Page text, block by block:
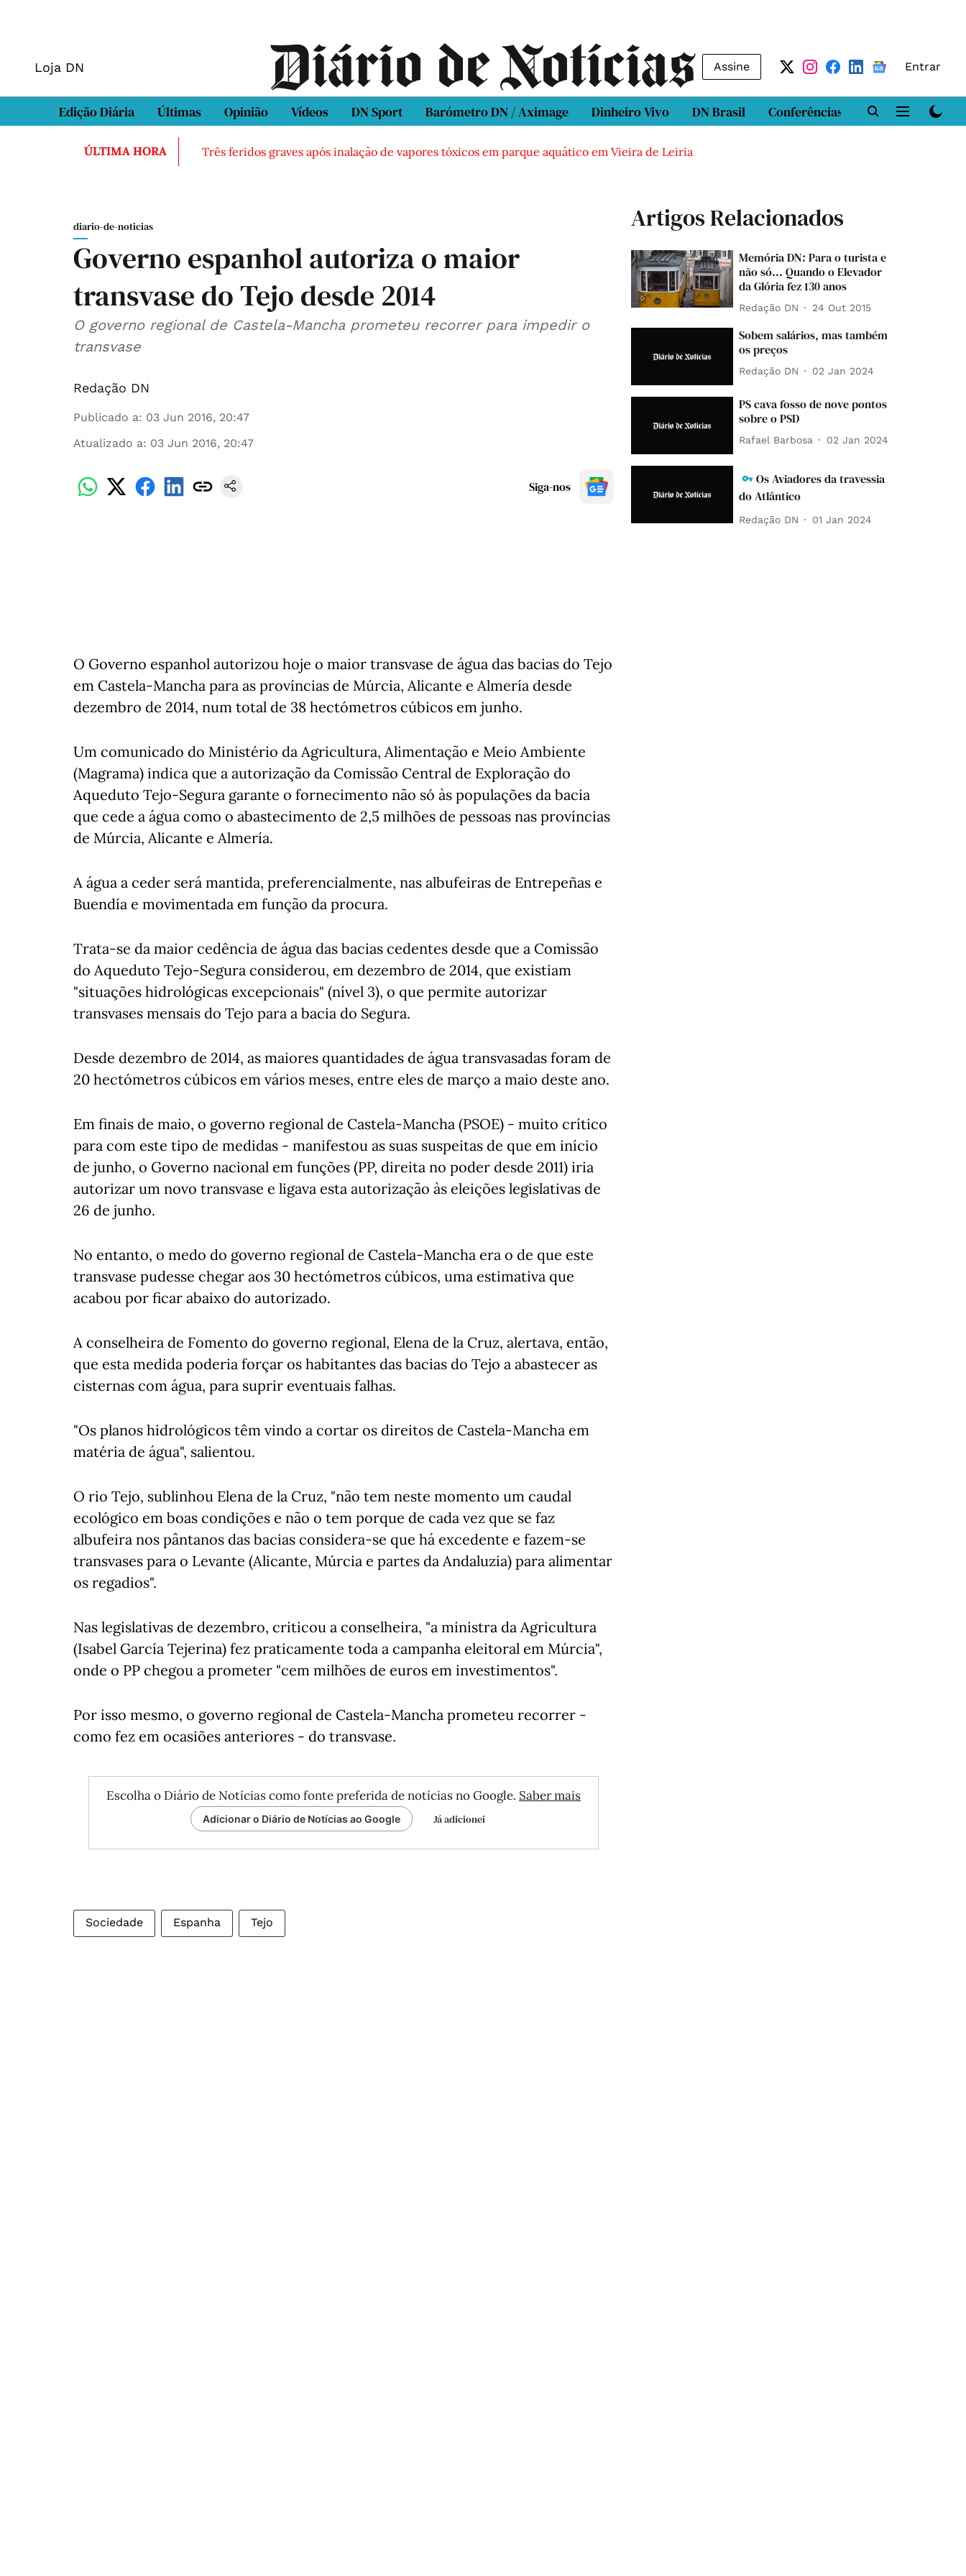
Loja DN Assine Entrar
Edição Diária Últimas Opinião Vídeos DN Sport Barómetro DN / Aximage Dinheiro Vivo DN Brasil Conferências DN LAB
ÚLTIMA HORA Três feridos graves após inalação de vapores tóxicos em parque aquático em Vieira de Leiria
diario-de-noticias
Governo espanhol autoriza o maior
transvase do Tejo desde 2014
O governo regional de Castela-Mancha prometeu recorrer para impedir o
transvase
Redação DN
Publicado a: 03 Jun 2016, 20:47
Atualizado a: 03 Jun 2016, 20:47
Siga-nos
O Governo espanhol autorizou hoje o maior transvase de água das bacias do Tejo
em Castela-Mancha para as províncias de Múrcia, Alicante e Almería desde
dezembro de 2014, num total de 38 hectómetros cúbicos em junho.
Um comunicado do Ministério da Agricultura, Alimentação e Meio Ambiente
(Magrama) indica que a autorização da Comissão Central de Exploração do
Aqueduto Tejo-Segura garante o fornecimento não só às populações da bacia
que cede a água como o abastecimento de 2,5 milhões de pessoas nas províncias
de Múrcia, Alicante e Almería.
A água a ceder será mantida, preferencialmente, nas albufeiras de Entrepeñas e
Buendía e movimentada em função da procura.
Trata-se da maior cedência de água das bacias cedentes desde que a Comissão
do Aqueduto Tejo-Segura considerou, em dezembro de 2014, que existiam
"situações hidrológicas excepcionais" (nível 3), o que permite autorizar
transvases mensais do Tejo para a bacia do Segura.
Desde dezembro de 2014, as maiores quantidades de água transvasadas foram de
20 hectómetros cúbicos em vários meses, entre eles de março a maio deste ano.
Em finais de maio, o governo regional de Castela-Mancha (PSOE) - muito crítico
para com este tipo de medidas - manifestou as suas suspeitas de que em início
de junho, o Governo nacional em funções (PP, direita no poder desde 2011) iria
autorizar um novo transvase e ligava esta autorização às eleições legislativas de
26 de junho.
No entanto, o medo do governo regional de Castela-Mancha era o de que este
transvase pudesse chegar aos 30 hectómetros cúbicos, uma estimativa que
acabou por ficar abaixo do autorizado.
A conselheira de Fomento do governo regional, Elena de la Cruz, alertava, então,
que esta medida poderia forçar os habitantes das bacias do Tejo a abastecer as
cisternas com água, para suprir eventuais falhas.
"Os planos hidrológicos têm vindo a cortar os direitos de Castela-Mancha em
matéria de água", salientou.
O rio Tejo, sublinhou Elena de la Cruz, "não tem neste momento um caudal
ecológico em boas condições e não o tem porque de cada vez que se faz
albufeira nos pântanos das bacias considera-se que há excedente e fazem-se
transvases para o Levante (Alicante, Múrcia e partes da Andaluzia) para alimentar
os regadios".
Nas legislativas de dezembro, criticou a conselheira, "a ministra da Agricultura
(Isabel García Tejerina) fez praticamente toda a campanha eleitoral em Múrcia",
onde o PP chegou a prometer "cem milhões de euros em investimentos".
Por isso mesmo, o governo regional de Castela-Mancha prometeu recorrer -
como fez em ocasiões anteriores - do transvase.
Escolha o Diário de Notícias como fonte preferida de notícias no Google. Saber mais
Adicionar o Diário de Notícias ao Google Já adicionei
Sociedade Espanha Tejo
Artigos Relacionados
Memória DN: Para o turista e
não só... Quando o Elevador
da Glória fez 130 anos
Redação DN 24 Out 2015
Sobem salários, mas também
os preços
Redação DN 02 Jan 2024
PS cava fosso de nove pontos
sobre o PSD
Rafael Barbosa 02 Jan 2024
Os Aviadores da travessia
do Atlântico
Redação DN 01 Jan 2024